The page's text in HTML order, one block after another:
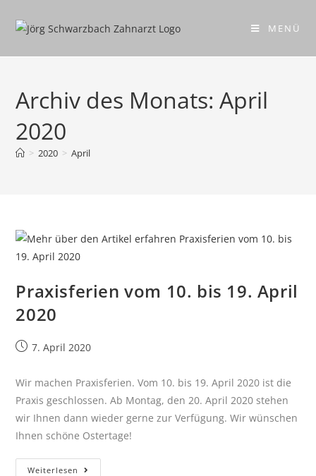
MENÜ
Archiv des Monats: April
2020
> 2020 > April
Praxisferien vom 10. bis 19. April
2020
7. April 2020
Wir machen Praxisferien. Vom 10. bis 19. April 2020 ist die
Praxis geschlossen. Ab Montag, den 20. April 2020 stehen
wir Ihnen dann wieder gerne zur Verfügung. Wir wünschen
Ihnen schöne Ostertage!
Weiterlesen